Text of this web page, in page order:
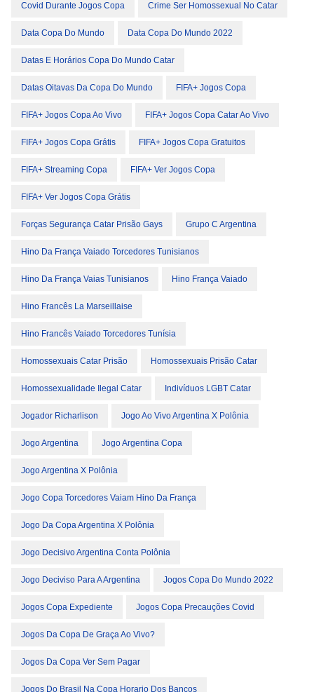
Covid Durante Jogos Copa Crime Ser Homossexual No Catar
Data Copa Do Mundo Data Copa Do Mundo 2022
Datas E Horários Copa Do Mundo Catar
Datas Oitavas Da Copa Do Mundo FIFA+ Jogos Copa
FIFA+ Jogos Copa Ao Vivo FIFA+ Jogos Copa Catar Ao Vivo
FIFA+ Jogos Copa Grátis FIFA+ Jogos Copa Gratuitos
FIFA+ Streaming Copa FIFA+ Ver Jogos Copa
FIFA+ Ver Jogos Copa Grátis
Forças Segurança Catar Prisão Gays Grupo C Argentina
Hino Da França Vaiado Torcedores Tunisianos
Hino Da França Vaias Tunisianos Hino França Vaiado
Hino Francês La Marseillaise
Hino Francês Vaiado Torcedores Tunísia
Homossexuais Catar Prisão Homossexuais Prisão Catar
Homossexualidade Ilegal Catar Indivíduos LGBT Catar
Jogador Richarlison Jogo Ao Vivo Argentina X Polônia
Jogo Argentina Jogo Argentina Copa
Jogo Argentina X Polônia
Jogo Copa Torcedores Vaiam Hino Da França
Jogo Da Copa Argentina X Polônia
Jogo Decisivo Argentina Conta Polônia
Jogo Deciviso Para A Argentina Jogos Copa Do Mundo 2022
Jogos Copa Expediente Jogos Copa Precauções Covid
Jogos Da Copa De Graça Ao Vivo?
Jogos Da Copa Ver Sem Pagar
Jogos Do Brasil Na Copa Horario Dos Bancos